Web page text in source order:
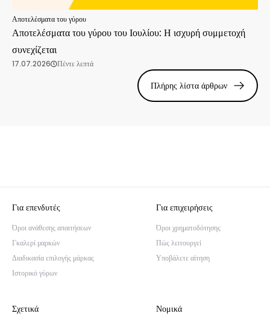
Αποτελέσματα του γύρου
Αποτελέσματα του γύρου του Ιουλίου: Η ισχυρή συμμετοχή
συνεχίζεται
17.07.2026 Πέντε λεπτά
Πλήρης λίστα άρθρων
Για επενδυτές
Όροι ανάθεσης απαιτήσεων
Γκαλερί μαρκών
Διαδικασία επιλογής μάρκας
Ιστορικό γύρων
Για επιχειρήσεις
Όροι χρηματοδότησης
Πώς λειτουργεί
Υποβάλετε αίτηση
Σχετικά Νομικά